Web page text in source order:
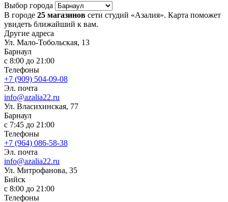
Выбор города
В городе 25 магазинов сети студий «Азалия». Карта поможет
увидеть ближайший к вам.
Другие адреса
Ул. Мало-Тобольская, 13
Барнаул
с 8:00 до 21:00
Телефоны
+7 (909) 504-09-08
Эл. почта
info@azalia22.ru
Ул. Власихинская, 77
Барнаул
с 7:45 до 21:00
Телефоны
+7 (964) 086-58-38
Эл. почта
info@azalia22.ru
Ул. Митрофанова, 35
Бийск
с 8:00 до 21:00
Телефоны